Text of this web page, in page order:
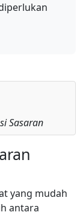
Sasaran
yang mudah
antara